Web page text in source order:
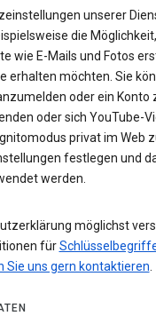
unserer
die
wie E-Mails und Fotos
erhalten möchten. Sie
oder ein
oder sich YouTube-
privat im Web
festlegen und
werden.
möglichst
für
Sie uns gern kontaktieren.